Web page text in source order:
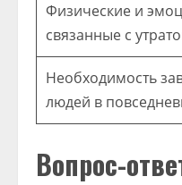
Физические и
связанные с
Необходимость
людей в
Вопрос-